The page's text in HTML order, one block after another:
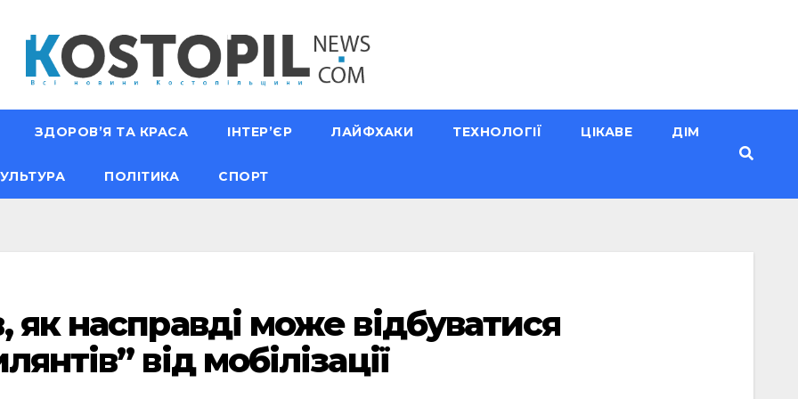
ЗДОРОВ’Я ТА КРАСА ІНТЕР’ЄР ЛАЙФХАКИ ТЕХНОЛОГІЇ ЦІКАВЕ ДІМ
ПОЛІТИКА СПОРТ
насправді може відбуватися
від мобілізації